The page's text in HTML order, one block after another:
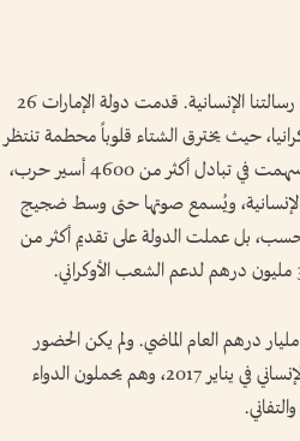
وأضافت معالي ريم الهاشمي: "في اليمن، كانت قصص الأمل جزءاً من رسالتنا الإنسانية. قدمت دولة الإمارات 26
حيث يخترق الشتاء قلوباً محطمة تنتظر
أحبة غابوا خلف القضبان، قامت دولة الإمارات بدور وساطة فعالة، أسهمت في تبادل أكثر من 4600 أسير حرب،
الإنسانية، ويُسمع صوتها حتى وسط ضجيج
بل عملت الدولة على تقديم أكثر من
وفيما يخص أفغانستان ، دعمت الإمارات هذا الشعب الشقيق بـ 7.3 مليار درهم العام الماضي. ولم يكن الحضور
الإماراتي هناك دون ثمن؛ فقد استشهد أبناء دولة الإمارات في العمل الإنساني في يناير 2017، وهم يحملون الدواء